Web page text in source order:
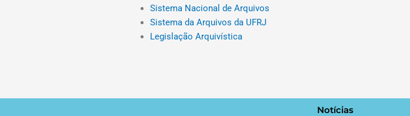
Sistema Nacional de Arquivos
Sistema da Arquivos da UFRJ
Legislação Arquivística
Notícias